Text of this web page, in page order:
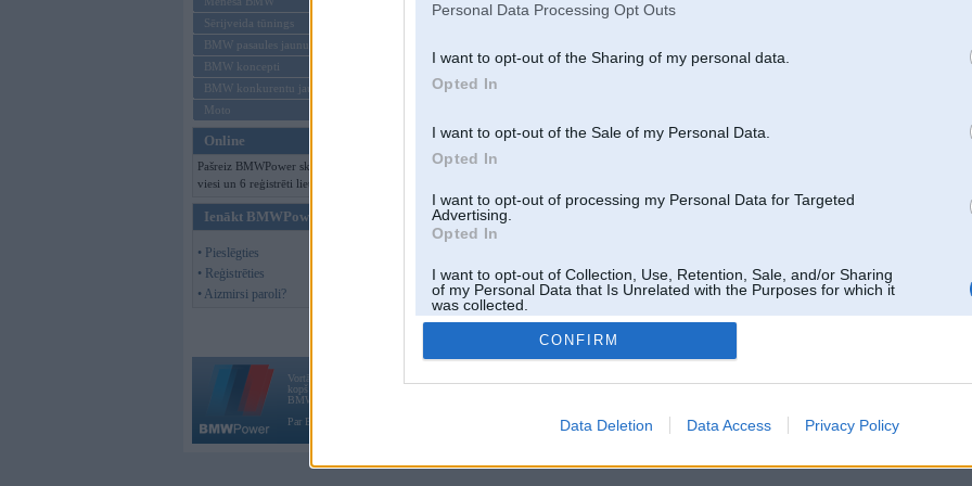
Personal Data Processing Opt Outs
I want to opt-out of the Sharing of my personal data.
Opted In
I want to opt-out of the Sale of my Personal Data.
Opted In
I want to opt-out of processing my Personal Data for Targeted
Advertising.
Opted In
I want to opt-out of Collection, Use, Retention, Sale, and/or Sharing
of my Personal Data that Is Unrelated with the Purposes for which it
was collected.
Opted Out
CONFIRM
Data Deletion Data Access Privacy Policy
Sērijveida tūnings
BMW pasaules jaunumi
BMW koncepti
BMW konkurentu jaunumi
Moto
Online
Pašreiz BMWPower skatās 116
viesi un 6 reģistrēti lietotāji.
Ienākt BMWPower
• Pieslēgties
• Reģistrēties
• Aizmirsi paroli?
Vortāls BMWPower.lv darbojas
kopš 2002. gada 14. maija. Tas nav auto klubs un nav saistīts ar
BMW AG.
Par BMWPower